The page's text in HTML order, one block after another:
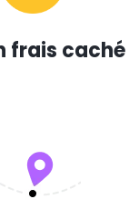
frais caché